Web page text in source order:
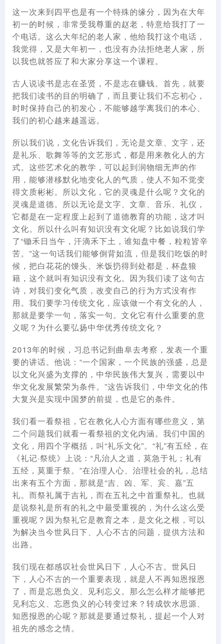
这一次来到四平也是有一个特殊的缘分，因为在大年
初一的时候，非常受我尊重的赵老，特意给我打了一
个电话。这么大年纪的老人家，他给我打这个电话，
我觉得，又是大年初一，也没有办法拒绝老人家，所
以我也就答应了和大家分享这一个课程。
古人说读书是志在圣贤，不是志在赚钱。首先，就要
把我们读书的目的明确了，而且要让我们不忘初心，
时时保持自己的初发心，不能够越学离我们的本心、
我们的初心越来越遥远。
所以我们说，文化告诉我们，无论是文章、文字，还
是礼乐、歌舞等等的文艺形式，都是用来教化人的方
式。这些艺术化的教学，可以起到润物细无声的作
用，能够潜移默化地变化人的气质，使人不知不觉变
得文质彬彬。所以文化，它的灵魂是什么呢？文化的
灵魂是道德。所以无论是文字、文章、音乐、礼仪，
它都是在一定程度上起到了道德教育的功能，这才叫
文化。所以什么叫有知识没有文化呢？比如说我们学
了“锄禾日当午，汗滴禾下土，谁知盘中餐，粒粒皆辛
苦。”这一句话我们能够倒背如流，但是我们吃饭的时
候，把白花花的馒头、米饭扔得到处都是，杯盘狼
籍，这个就叫有知识没有文化。因为我们读了这句古
诗，对我们变化气质，改变自己的行为方式没有作
用。我们要学习传统文化，应该做一个有文化的人，
那就是要学一句，落实一句。文化它有什么重要的意
义呢？为什么要弘扬中华优秀传统文化？
2013年的时候，习总书记到曲阜去考察，发表一个重
要的讲话。他说：“一个国家，一个民族的强盛，总是
以文化兴盛为支撑的，中华民族伟大复兴，需要以中
华文化发展繁荣为条件。”这告诉我们，中华文化的伟
大复兴是实现中国梦的前提，也是它的条件。
我们看一看祭祖，它在教化人心方面有哪些意义，第
二个问题我们就看一看祭祖的文化内涵。我们中国的
文化，用四个字概括，叫“礼乐文化”。“礼”有五经，在
《礼记·祭统》上说：“凡治人之道，莫急于礼；礼有
五经，莫重于祭。”在治理人心、治理社会的礼，总结
出来有五个方面，那就是“吉、凶、军、宾、嘉”五
礼。而祭礼属于吉礼，而在五礼之中首重祭礼。也就
是说祭礼是所有的礼之中最受重视的，为什么这么受
重视呢？因为祭礼它是教育之本，是文化之根，可以
为解决当今世风日下、人心不古的问题，提供方法和
出路。
我们现在都感叹社会世风日下，人心不古。世风日
下，人心不古的一个重要表现，就是人不再知恩报恩
了，而是忘恩负义、见利忘义。那么怎么样才能够把
见利忘义、忘恩负义的心转变过来？转成饮水思源、
知恩报恩的心呢？那就是要通过祭礼，提起一个人对
祖先的感念之情。